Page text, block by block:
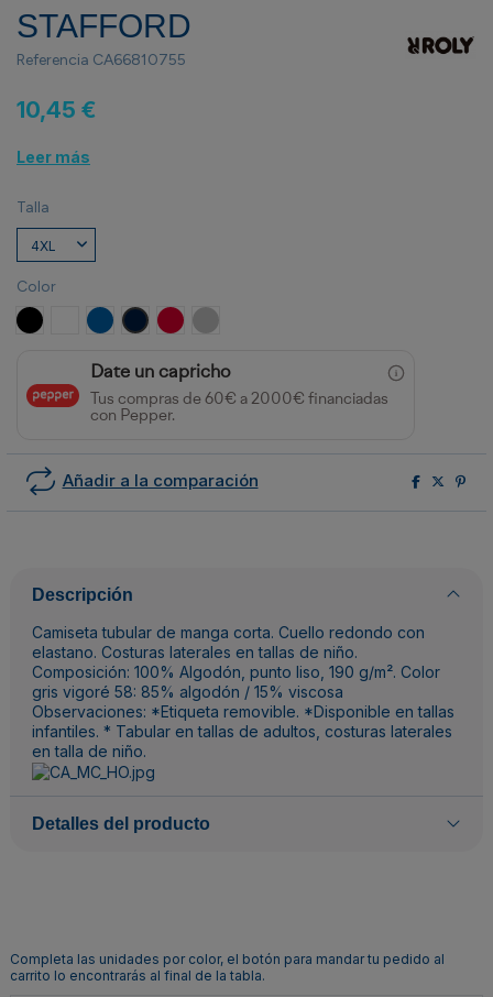
STAFFORD
Referencia CA66810755
10,45 €
Leer más
Talla
Color
NEGRO BLANCOROYAL MARINOROJO GRIS VIGORE
Date un capricho
Tus compras de 60€ a 2000€ financiadas
con Pepper.
Añadir a la comparación
Descripción
Camiseta tubular de manga corta. Cuello redondo con
elastano. Costuras laterales en tallas de niño.
Composición: 100% Algodón, punto liso, 190 g/m². Color
gris vigoré 58: 85% algodón / 15% viscosa
Observaciones: *Etiqueta removible. *Disponible en tallas
infantiles. * Tabular en tallas de adultos, costuras laterales
en talla de niño.
Detalles del producto
Completa las unidades por color, el botón para mandar tu pedido al
carrito lo encontrarás al final de la tabla.